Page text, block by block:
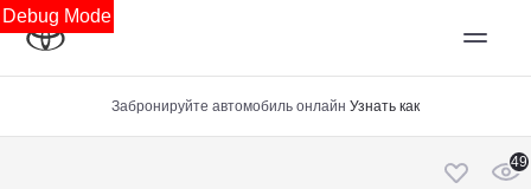
Debug Mode
Забронируйте автомобиль онлайн Узнать как
49